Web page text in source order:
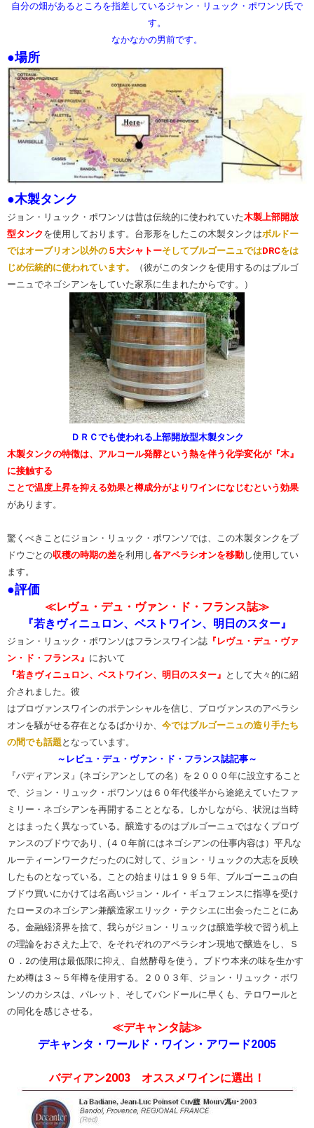
自分の畑があるところを指差しているジャン・リュック・ポワンソ氏で
す。
なかなかの男前です。
●場所
●木製タンク
ジョン・リュック・ポワンソは昔は伝統的に使われていた木製上部開放
型タンクを使用しております。台形形をしたこの木製タンクはボルドー
ではオーブリオン以外の ５大シャトーそしてブルゴーニュではDRCをは
じめ伝統的に使われています。
（彼がこのタンクを使用するのはブルゴ
ーニュでネゴシアンをしていた家系に生まれたからです。）
ＤＲＣでも使われる上部開放型木製タンク
木製タンクの特徴は、アルコール発酵という熱を伴う化学変化が『木』
に接触する
ことで温度上昇を抑える効果と樽成分がよりワインになじむという効果
があります。
驚くべきことにジョン・リュック・ポワンソでは、この木製タンクをブ
ドウごとの収穫の時期の差を利用し各アペラシオンを移動し使用してい
ます。
●評価
≪レヴュ・デュ・ヴァン・ド・フランス誌≫
『若きヴィニュロン、ベストワイン、明日のスター』
ジョン・リュック・ポワンソはフランスワイン誌 『レヴュ・デュ・ヴァ
ン・ド・フランス』 において
『若きヴィニュロン、ベストワイン、明日のスター』 として大々的に紹
介されました。彼
はプロヴァンスワインのポテンシャルを信じ、プロヴァンスのアペラシ
オンを騒がせる存在となるばかりか、 今ではブルゴーニュの造り手たち
の間でも話題 となっています。
～レビュ・デュ・ヴァン・ド・フランス誌記事～
『バディアンヌ』(ネゴシアンとしての名）を２０００年に設立すること
で、ジョン・リュック・ポワンソは６０年代後半から途絶えていたファ
ミリー・ネゴシアンを再開することとなる。しかしながら、状況は当時
とはまったく異なっている。醸造するのはブルゴーニュではなくプロヴ
ァンスのブドウであり、(４０年前にはネゴシアンの仕事内容は）平凡な
ルーティーンワークだったのに対して、ジョン・リュックの大志を反映
したものとなっている。ことの始まりは１９９５年、ブルゴーニュの白
ブドウ買いにかけては名高いジョン・ルイ・ギュフェンスに指導を受け
たローヌのネゴシアン兼醸造家エリック・テクシエに出会ったことにあ
る。金融経済界を捨て、我らがジョン・リュックは醸造学校で習う机上
の理論をおさえた上で、をそれぞれのアペラシオン現地で醸造をし、Ｓ
Ｏ．2の使用は最低限に抑え、自然酵母を使う。ブドウ本来の味を生かす
ため樽は３～５年樽を使用する。２００３年、ジョン・リュック・ポワ
ンソのカシスは、パレット、そしてバンドールに早くも、テロワールと
の同化を感じさせる。
≪デキャンタ誌≫
デキャンタ・ワールド・ワイン・アワード2005
バディアン2003 オススメワインに選出！